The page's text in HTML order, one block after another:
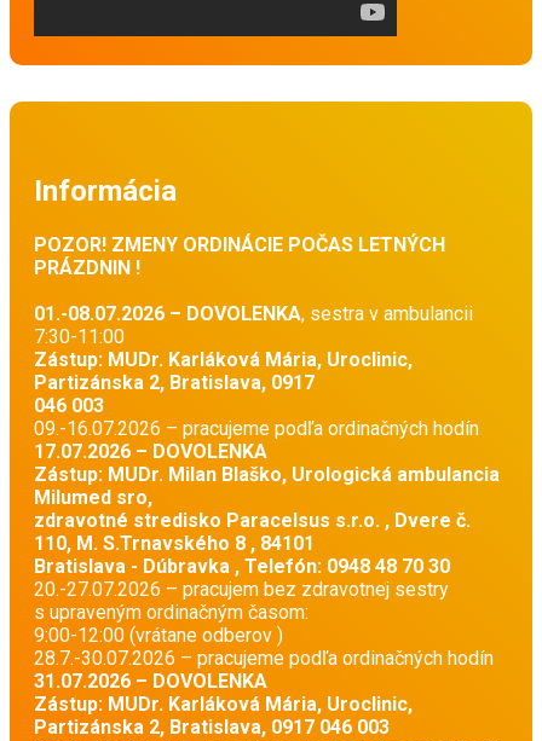
Informácia
POZOR! ZMENY ORDINÁCIE POČAS LETNÝCH
PRÁZDNIN !
01.-08.07.2026 – DOVOLENKA, sestra v ambulancii
7:30-11:00
Zástup: MUDr. Karláková Mária, Uroclinic,
Partizánska 2, Bratislava, 0917
046 003
09.-16.07.2026 – pracujeme podľa ordinačných hodín
17.07.2026 – DOVOLENKA
Zástup: MUDr. Milan Blaško, Urologická ambulancia
Milumed sro,
zdravotné stredisko Paracelsus s.r.o. , Dvere č.
110, M. S.Trnavského 8 , 84101
Bratislava - Dúbravka , Telefón: 0948 48 70 30
20.-27.07.2026 – pracujem bez zdravotnej sestry
s upraveným ordinačným časom:
9:00-12:00 (vrátane odberov )
28.7.-30.07.2026 – pracujeme podľa ordinačných hodín
31.07.2026 – DOVOLENKA
Zástup: MUDr. Karláková Mária, Uroclinic,
Partizánska 2, Bratislava, 0917 046 003